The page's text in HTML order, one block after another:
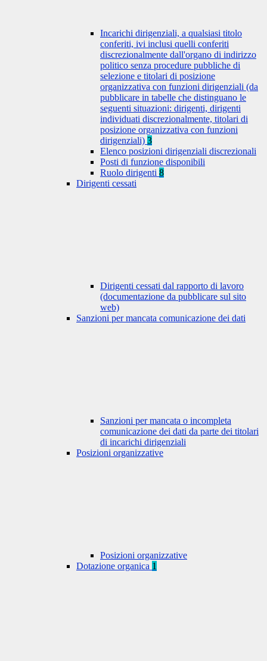
Incarichi dirigenziali, a qualsiasi titolo
conferiti, ivi inclusi quelli conferiti
discrezionalmente dall'organo di indirizzo
politico senza procedure pubbliche di
selezione e titolari di posizione
organizzativa con funzioni dirigenziali (da
pubblicare in tabelle che distinguano le
seguenti situazioni: dirigenti, dirigenti
individuati discrezionalmente, titolari di
posizione organizzativa con funzioni
dirigenziali) 3
Elenco posizioni dirigenziali discrezionali
Posti di funzione disponibili
Ruolo dirigenti 8
Dirigenti cessati
Dirigenti cessati dal rapporto di lavoro
(documentazione da pubblicare sul sito
web)
Sanzioni per mancata comunicazione dei dati
Sanzioni per mancata o incompleta
comunicazione dei dati da parte dei titolari
di incarichi dirigenziali
Posizioni organizzative
Posizioni organizzative
Dotazione organica 1